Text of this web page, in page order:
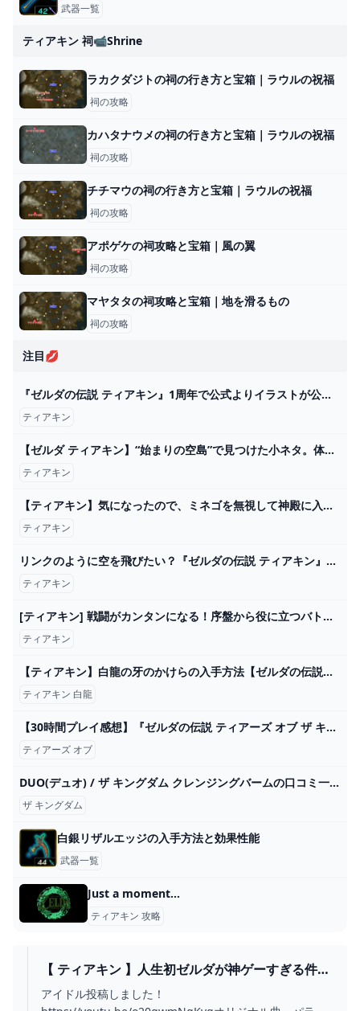
武器一覧
ティアキン 祠📹shrine
ラカクダジトの祠の行き方と宝箱｜ラウルの祝福
祠の攻略
カハタナウメの祠の行き方と宝箱｜ラウルの祝福
祠の攻略
チチマウの祠の行き方と宝箱｜ラウルの祝福
祠の攻略
アポゲケの祠攻略と宝箱｜風の翼
祠の攻略
マヤタタの祠攻略と宝箱｜地を滑るもの
祠の攻略
注目💋
『ゼルダの伝説 ティアキン』1周年で公式よりイラストが公開。1年前と異なり、しっかりと“手と手”をつなぐリンクとゼルダ（ファミ通.com） - Yahoo!ニュース
ティアキン
【ゼルダ ティアキン】“始まりの空島”で見つけた小ネタ。体当たりが強い鳥、コログはフックに直付け可能!?【ティアーズ オブ ザ キングダム】 ゲーム・エンタメ最新情報のファミ通.com
ティアキン
【ティアキン】気になったので、ミネゴを無視して神殿に入ったりしてみた【ドリカラ】【ゼルダの伝説ティアーズオブザキングダムTotK字幕実況バグ検証】 - YouTube
ティアキン
リンクのように空を飛びたい？『ゼルダの伝説 ティアキン』ゾナウギア・翼の「ラグマット」が原作再現すぎる Game*Spark - 国内・海外ゲーム情報サイト
ティアキン
[ティアキン] 戦闘がカンタンになる！序盤から役に立つバトル基本９選 [ゼルダの伝説 ティアーズ オブ ザ キングダム] - YouTube
ティアキン
【ティアキン】白龍の牙のかけらの入手方法【ゼルダの伝説ティアーズオブザキングダム】｜ゲームエイト
ティアキン 白龍
【30時間プレイ感想】『ゼルダの伝説 ティアーズ オブ ザ キングダム』素直に面白過ぎる！なんでもできる最高の体験【ニンテンドースイッチ】 - YouTube
ティアーズ オブ
DUO(デュオ) / ザ キングダム クレンジングバームの口コミ一覧｜美容・化粧品情報はアットコスメ
ザ キングダム
白銀リザルエッジの入手方法と効果性能
武器一覧
Just a moment...
ティアキン 攻略
【 ティアキン 】人生初ゼルダが神ゲーすぎる件に
ついて！ゼルダの伝説ティアーズオブキングダム
アイドル投稿しました！